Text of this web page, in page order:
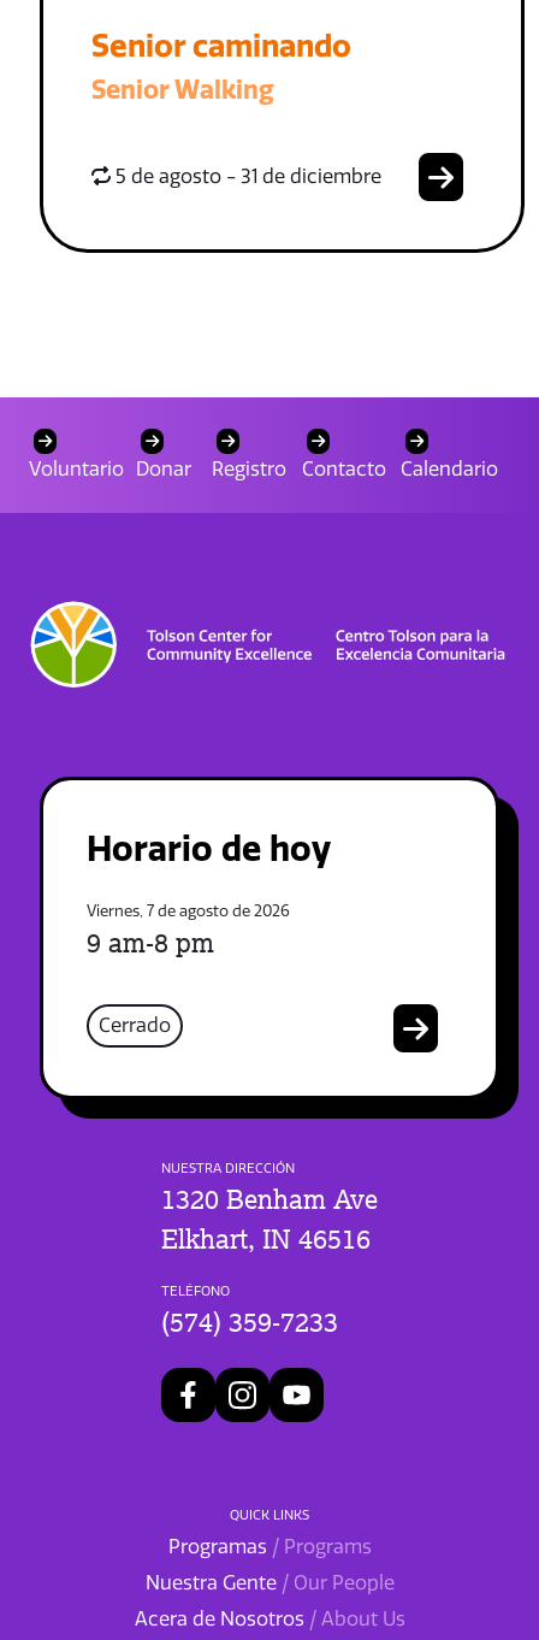
Senior caminando
Senior Walking
5 de agosto - 31 de diciembre
Voluntario Donar Registro Contacto Calendario
Horario de hoy
Viernes, 7 de agosto de 2026
9 am-8 pm
Cerrado
NUESTRA DIRECCIÓN
1320 Benham Ave
Elkhart, IN 46516
TELÉFONO
(574) 359-7233
QUICK LINKS
Programas / Programs
Nuestra Gente / Our People
Acera de Nosotros / About Us